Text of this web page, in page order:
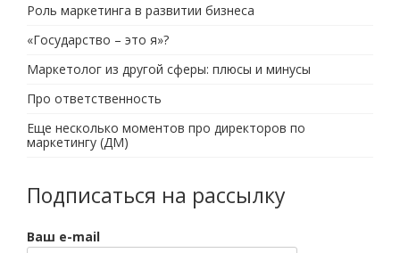
Роль маркетинга в развитии бизнеса
«Государство – это я»?
Маркетолог из другой сферы: плюсы и минусы
Про ответственность
Еще несколько моментов про директоров по
маркетингу (ДМ)
Подписаться на рассылку
Ваш e-mail